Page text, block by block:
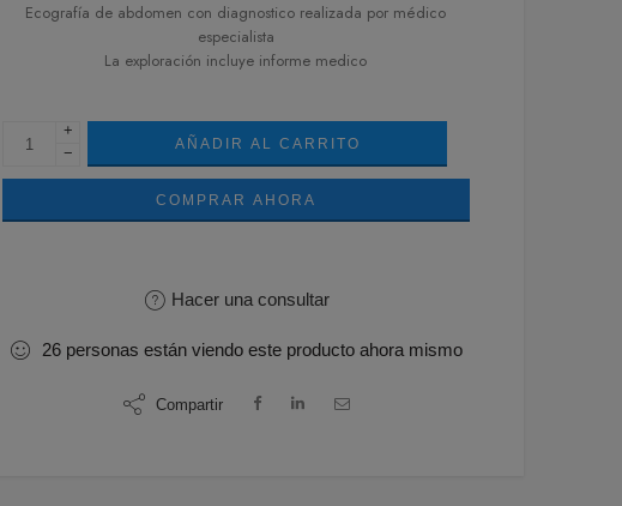
Ecografía de abdomen con diagnostico realizada por médico
especialista
La exploración incluye informe medico
+
−
AÑADIR AL CARRITO
COMPRAR AHORA
Hacer una consultar
26 personas están viendo este producto ahora mismo
Compartir